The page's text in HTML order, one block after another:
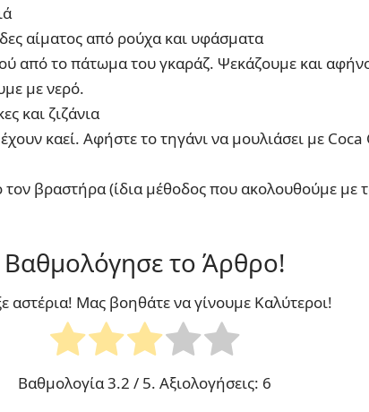
αίματος από ρούχα και υφάσματα
από το πάτωμα του γκαράζ. Ψεκάζουμε και
με νερό.
και ζιζάνια
καεί. Αφήστε το τηγάνι να μουλιάσει με Coca
τον βραστήρα (ίδια μέθοδος που ακολουθούμε με
Βαθμολόγησε το Άρθρο!
αστέρια! Μας βοηθάτε να γίνουμε Καλύτεροι!
Βαθμολογία3.2 / 5. Αξιολογήσεις: 6